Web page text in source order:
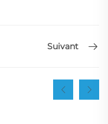
Suivant